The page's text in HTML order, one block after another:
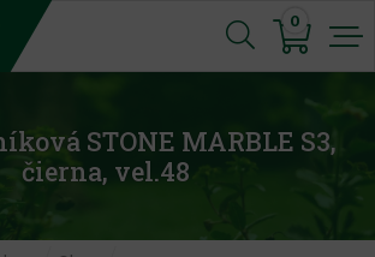
0
STONE MARBLE S3,
čierna, vel.48